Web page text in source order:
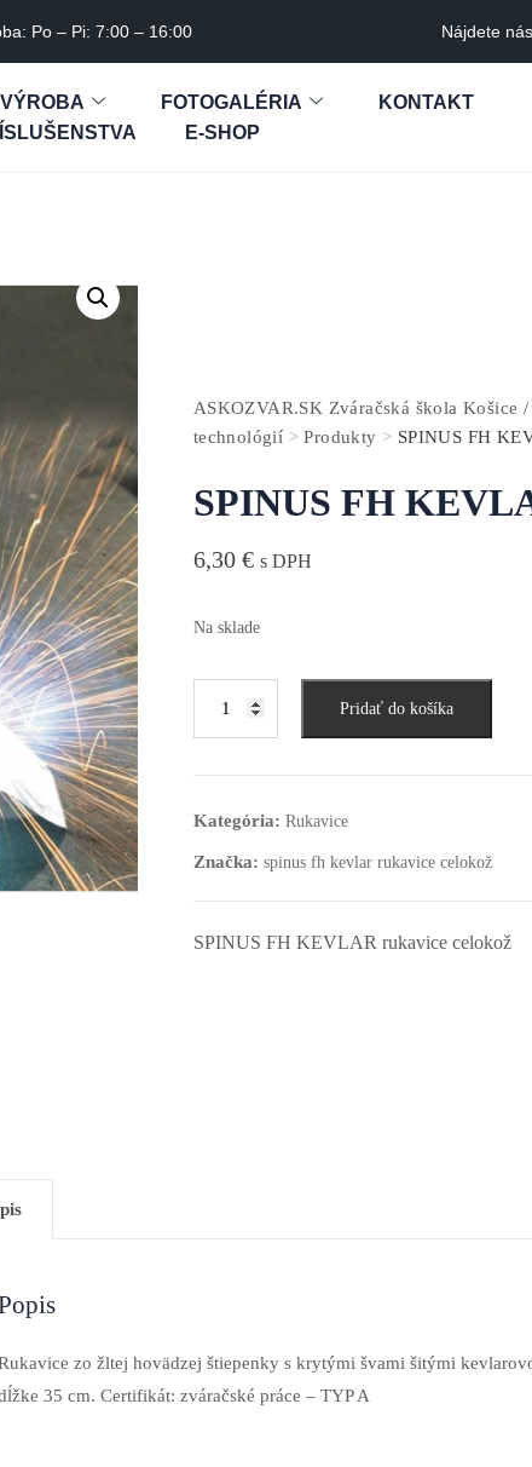
Po – Pi: 7:00 – 16:00 Nájdete
FOTOGALÉRIA
KONTAKT
E-SHOP
ASKOZVAR.SK Zváračská škola Košice
technológií >Produkty > SPINUS FH
SPINUS FH
6,30 € s DPH
Na sklade
Pridať do košíka
Kategória: Rukavice
Značka: spinus fh kevlar rukavice celokož
SPINUS FH KEVLAR rukavice celokož
zo žltej hovädzej štiepenky s krytými švami šitými
35 cm. Certifikát: zváračské práce – TYP A